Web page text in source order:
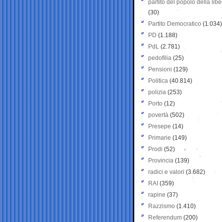
partito del popolo della
(30)
Partito Democratico (1.034)
PD (1.188)
PdL (2.781)
pedofilia (25)
Pensioni (129)
Politica (40.814)
polizia (253)
Porto (12)
povertà (502)
Presepe (14)
Primarie (149)
Prodi (52)
Provincia (139)
radici e valori (3.682)
RAI (359)
rapine (37)
Razzismo (1.410)
Referendum (200)